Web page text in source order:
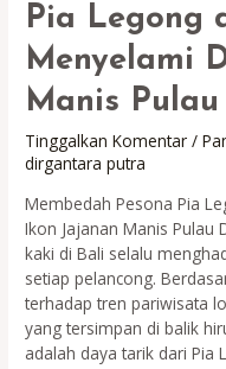
Pia Legong
Menyelami
Manis
Tinggalkan Komentar /
dirgantara putra
Membedah Pesona Pia
Ikon Jajanan Manis Pulau
kaki di Bali selalu
setiap pelancong.
terhadap tren pariwisata
yang tersimpan di balik
adalah daya tarik dari Pia